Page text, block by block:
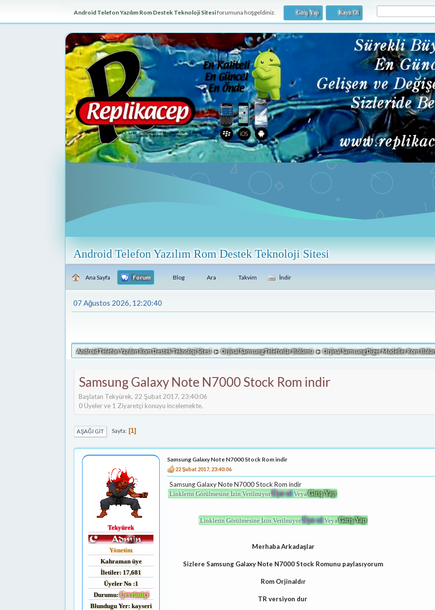
Android Telefon Yazılım Rom Destek Teknoloji Sitesiforumuna hoşgeldiniz. Giriş Yap Kayıt Ol
Android Telefon Yazılım Rom Destek Teknoloji Sitesi
Ana Sayfa Forum Blog Ara Takvim İndir
07 Ağustos 2026, 12:20:40
Android Telefon Yazılım Rom Destek Teknoloji Sitesi ► Orjinal Samsung Telefonlar Bölümü ► Orjinal Samsung Diger Modeller Rom
Samsung Galaxy Note N7000 Stock Rom indir
Başlatan Tekyürek, 22 Şubat 2017, 23:40:06
0 Üyeler ve 1 Ziyaretçi konuyu incelemekte.
AŞAĞI GIT Sayfa 1
Tekyürek
Yönetim
Kahraman üye
İletiler: 17,681
Üyeler No :1
Durumu: Çevrimiçi
Blundugu Yer: kayseri
Samsung Galaxy Note N7000 Stock Rom indir
22 Şubat 2017, 23:40:06
Samsung Galaxy Note N7000 Stock Rom indir
Linklerin Görülmesine İzin VerilmiyorÜye olVeyaGiriş Yap
Linklerin Görülmesine İzin VerilmiyorÜye olVeyaGiriş Yap
Merhaba Arkadaşlar
Sizlere Samsung Galaxy Note N7000 Stock Romunu paylasıyorum
Rom Orjinaldır
TR versiyon dur